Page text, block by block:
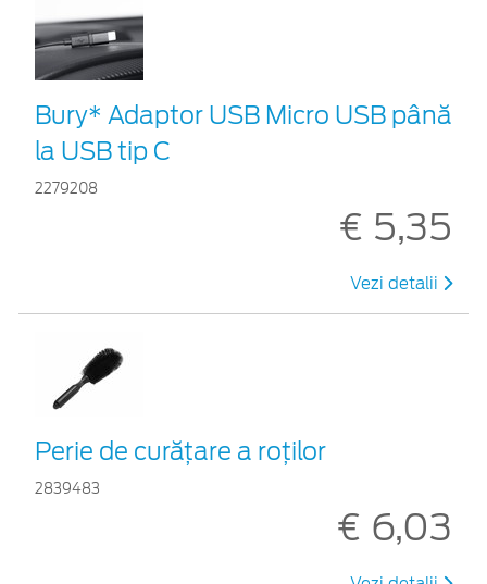
Bury* Adaptor USB Micro USB până
la USB tip C
2279208
€ 5,35
Vezi detalii
Perie de curățare a roților
2839483
€ 6,03